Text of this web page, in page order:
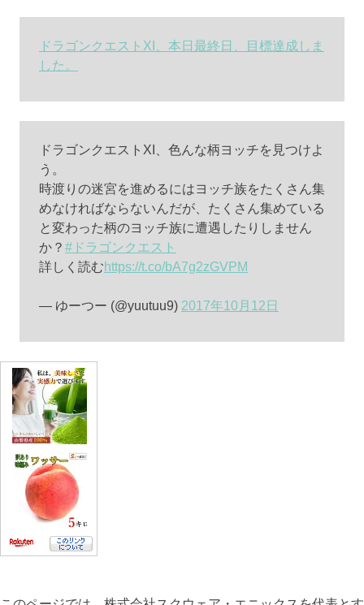
ドラゴンクエストXI、本日最終日、目標達成しま
した。
ドラゴンクエストXI、色んな柄ヨッチを見つけよ
う。
時渡りの迷宮を進めるにはヨッチ族をたくさん集
めなければならないんだが、たくさん集めている
と変わった柄のヨッチ族に遭遇したりしません
か？ #ドラゴンクエスト
詳しく読むhttps://t.co/bA7g2zGVPM
— ゆーつー (@yuutuu9) 2017年10月12日